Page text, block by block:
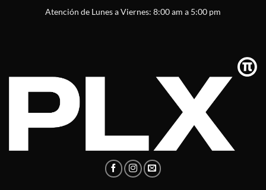
Atención de Lunes a Viernes: 8:00 am a 5:00 pm